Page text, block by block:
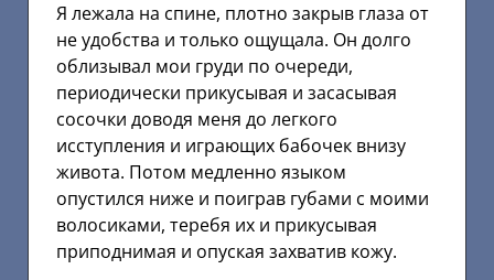
Я лежала на спине, плотно закрыв глаза от
не удобства и только ощущала. Он долго
облизывал мои груди по очереди,
периодически прикусывая и засасывая
сосочки доводя меня до легкого
исступления и играющих бабочек внизу
живота. Потом медленно языком
опустился ниже и поиграв губами с моими
волосиками, теребя их и прикусывая
приподнимая и опуская захватив кожу.